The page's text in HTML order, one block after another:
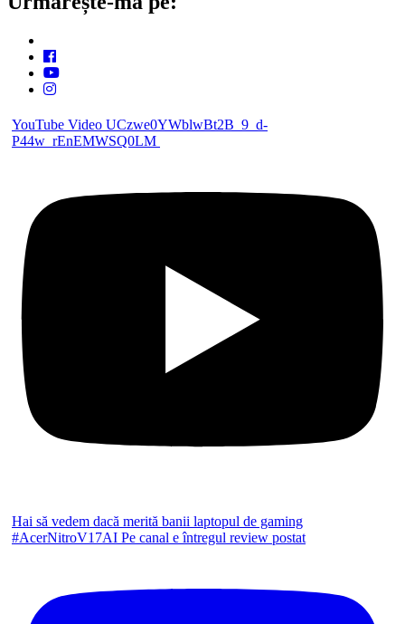
YouTube Video UCzwe0YWblwBt2B_9_d-
P44w_rEnEMWSQ0LM
Hai să vedem dacă merită banii laptopul de gaming
#AcerNitroV17AI Pe canal e întregul review postat